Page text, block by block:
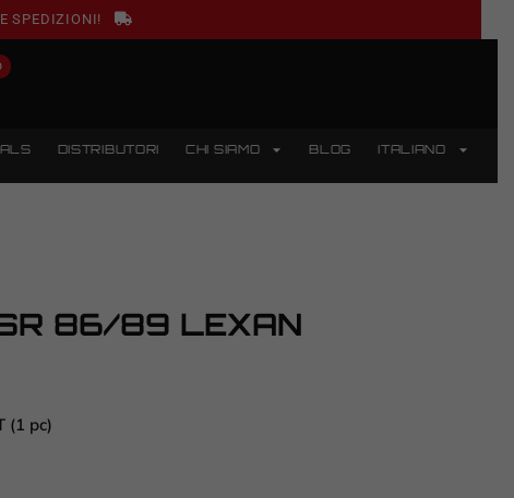
SPEDIZIONI!
DISTRIBUTORI CHI SIAMO BLOG ITALIANO
86/89 LEXAN
(1 pc)